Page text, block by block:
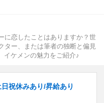
に恋したことはありますか？世
ター、または筆者の独断と偏見
イケメンの魅力をご紹介♪
祝休みあり/昇給あり